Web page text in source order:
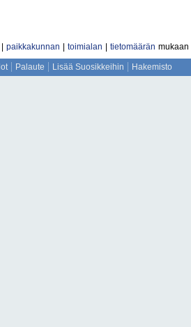
paikkakunnan toimialan tietomäärän mukaan
Palaute Lisää Suosikkeihin Hakemisto